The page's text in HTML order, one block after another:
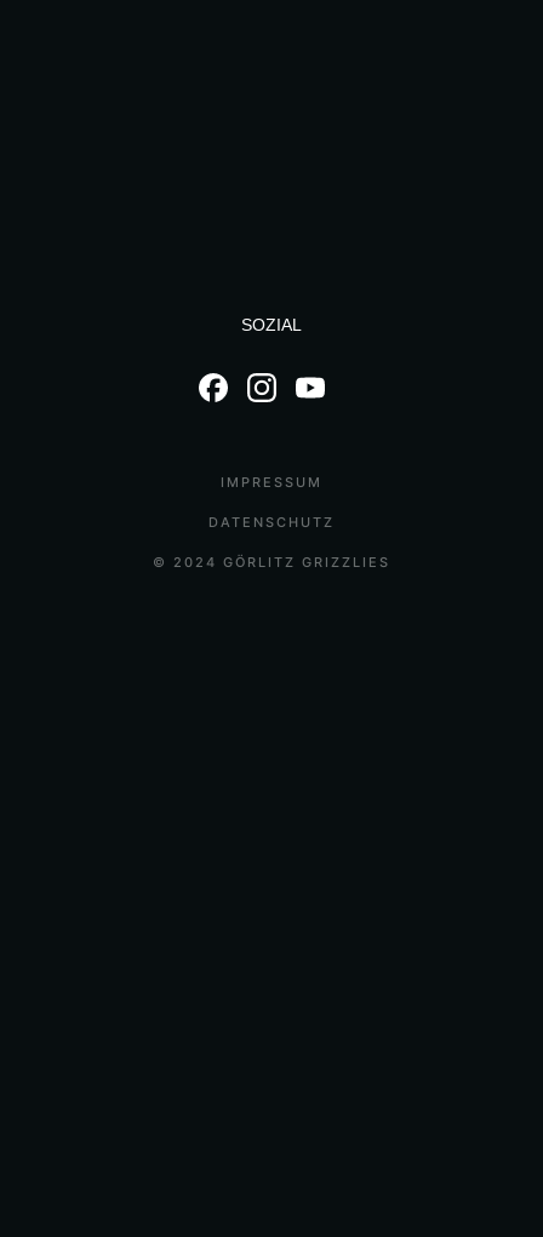
SOZIAL
© 2024 GÖRLITZ GRIZZLIES
IMPRESSUM
DATENSCHUTZ